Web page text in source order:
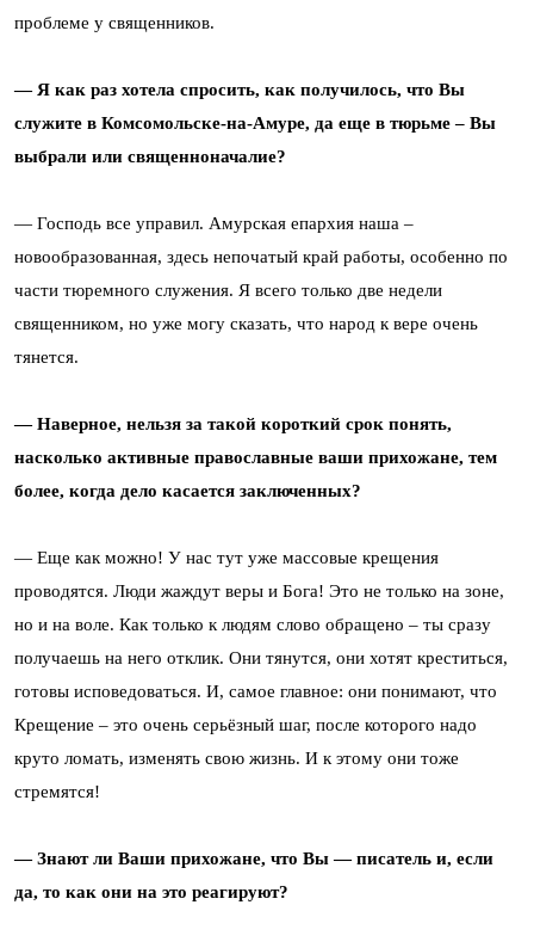
проблеме у священников.
— Я как раз хотела спросить, как получилось, что Вы
служите в Комсомольске-на-Амуре, да еще в тюрьме – Вы
выбрали или священноначалие?
— Господь все управил. Амурская епархия наша –
новообразованная, здесь непочатый край работы, особенно по
части тюремного служения. Я всего только две недели
священником, но уже могу сказать, что народ к вере очень
тянется.
— Наверное, нельзя за такой короткий срок понять,
насколько активные православные ваши прихожане, тем
более, когда дело касается заключенных?
— Еще как можно! У нас тут уже массовые крещения
проводятся. Люди жаждут веры и Бога! Это не только на зоне,
но и на воле. Как только к людям слово обращено – ты сразу
получаешь на него отклик. Они тянутся, они хотят креститься,
готовы исповедоваться. И, самое главное: они понимают, что
Крещение – это очень серьёзный шаг, после которого надо
круто ломать, изменять свою жизнь. И к этому они тоже
стремятся!
— Знают ли Ваши прихожане, что Вы — писатель и, если
да, то как они на это реагируют?